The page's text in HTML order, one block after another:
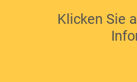
Klicken Sie